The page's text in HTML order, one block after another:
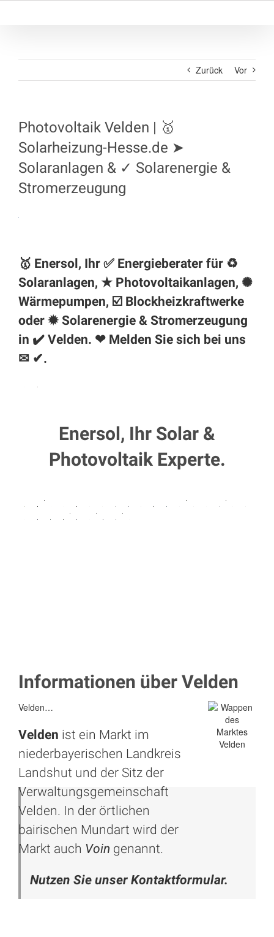
Zurück Vor
Photovoltaik Velden | 🥇
Solarheizung-Hesse.de ➤
Solaranlagen & ✓ Solarenergie &
Stromerzeugung
🥇 Enersol, Ihr ✅ Energieberater für ♻
Solaranlagen, ★ Photovoltaikanlagen, ✺
Wärmepumpen, ☑️ Blockheizkraftwerke
oder ✹ Solarenergie & Stromerzeugung
in ✔️ Velden. ❤ Melden Sie sich bei uns
✉ ✔.
Enersol, Ihr Solar &
Photovoltaik Experte.
Informationen über Velden
Velden…
Velden ist ein Markt im
niederbayerischen Landkreis
Landshut und der Sitz der
Verwaltungsgemeinschaft
Velden. In der örtlichen
bairischen Mundart wird der
Markt auch Voin genannt.
Nutzen Sie unser Kontaktformular.